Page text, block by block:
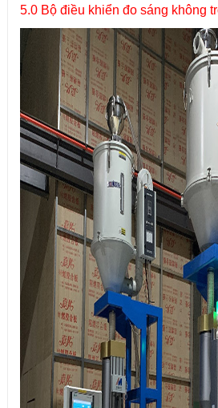
5.0 Bộ điều khiển đo sáng không